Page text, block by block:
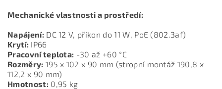
Mechanické vlastnosti a prostředí:
Napájení: DC 12 V, příkon do 11 W, PoE (802.3af)
Krytí: IP66
Pracovní teplota: -30 až +60 °C
Rozměry: 195 x 102 x 90 mm (stropní montáž 190,8 x
112,2 x 90 mm)
Hmotnost: 0,95 kg